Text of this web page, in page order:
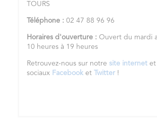
TOURS
Téléphone : 02 47 88 96 96
Horaires d'ouverture : Ouvert du mardi
10 heures à 19 heures
Retrouvez-nous sur notre site internet et
sociaux Facebook et Twitter !